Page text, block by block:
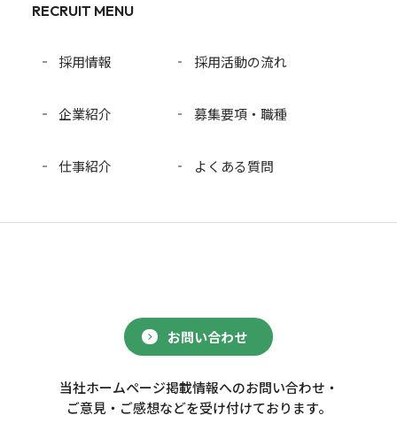
RECRUIT MENU
採用情報 採用活動の流れ
企業紹介 募集要項・職種
仕事紹介 よくある質問
お問い合わせ
当社ホームページ掲載情報へのお問い合わせ・
ご意見・ご感想などを受け付けております。